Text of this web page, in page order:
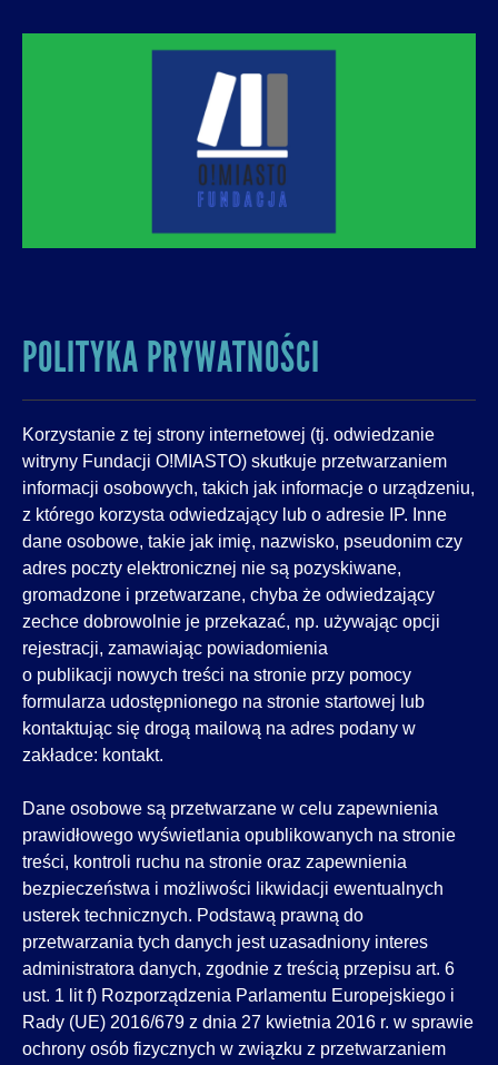
URBANIZACJI – PROMUJEMY I WSPIERAMY
ROZWÓJ MIAST I MIEJSKICH WSPÓLNOT.
O! MIASTO
POLITYKA PRYWATNOŚCI
Korzystanie z tej strony internetowej (tj. odwiedzanie
witryny Fundacji O!MIASTO) skutkuje przetwarzaniem
informacji osobowych, takich jak informacje o urządzeniu,
z którego korzysta odwiedzający lub o adresie IP. Inne
dane osobowe, takie jak imię, nazwisko, pseudonim czy
adres poczty elektronicznej nie są pozyskiwane,
gromadzone i przetwarzane, chyba że odwiedzający
zechce dobrowolnie je przekazać, np. używając opcji
rejestracji, zamawiając powiadomienia
o publikacji nowych treści na stronie przy pomocy
formularza udostępnionego na stronie startowej lub
kontaktując się drogą mailową na adres podany w
zakładce: kontakt.
Dane osobowe są przetwarzane w celu zapewnienia
prawidłowego wyświetlania opublikowanych na stronie
treści, kontroli ruchu na stronie oraz zapewnienia
bezpieczeństwa i możliwości likwidacji ewentualnych
usterek technicznych. Podstawą prawną do
przetwarzania tych danych jest uzasadniony interes
administratora danych, zgodnie z treścią przepisu art. 6
ust. 1 lit f) Rozporządzenia Parlamentu Europejskiego i
Rady (UE) 2016/679 z dnia 27 kwietnia 2016 r. w sprawie
ochrony osób fizycznych w związku z przetwarzaniem